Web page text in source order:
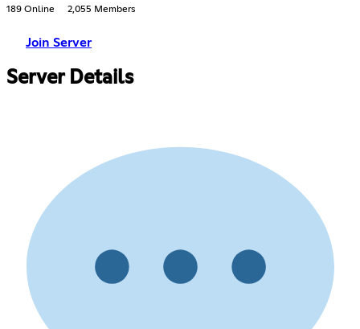
189 Online 2,055 Members
Join Server
Server Details